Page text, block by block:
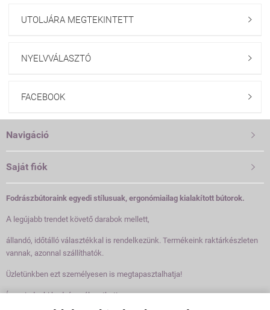
UTOLJÁRA MEGTEKINTETT 
NYELVVÁLASZTÓ 
FACEBOOK 
Navigáció 
Saját fiók 
Fodrászbútoraink egyedi stílusuak, ergonómiailag kialakított bútorok.
A legújabb trendet követő darabok mellett,
állandó, időtálló választékkal is rendelkezünk. Termékeink raktárkészleten
vannak, azonnal szállíthatók.
Üzletünkben ezt személyesen is megtapasztalhatja!
Így mindenki kedvére válogathat!